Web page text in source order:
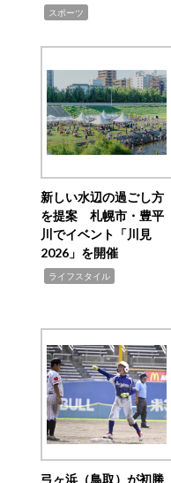
スポーツ
新しい水辺の過ごし方
を提案 札幌市・豊平
川でイベント「川見
2026」を開催
ライフスタイル
弓ヶ浜（鳥取）が初勝